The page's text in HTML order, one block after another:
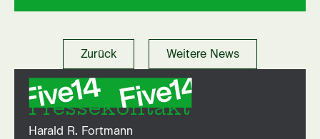
Zurück Weitere News
Pressekontakt
Harald R. Fortmann